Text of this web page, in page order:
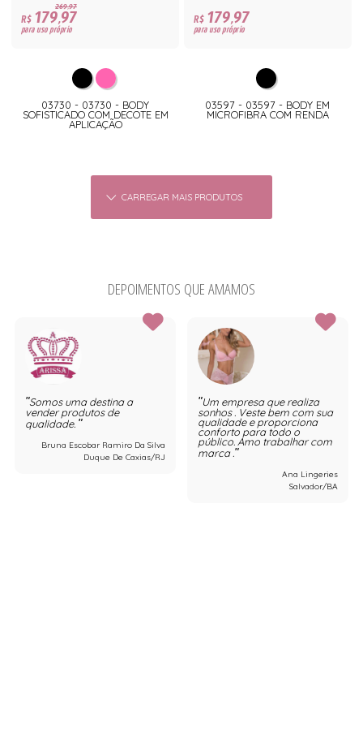
269,97
R$179,97
para uso próprio
03730 - 03730 - BODY
SOFISTICADO COM DECOTE EM
APLICAÇÃO
R$179,97
para uso próprio
03597 - 03597 - BODY EM
MICROFIBRA COM RENDA
CARREGAR MAIS PRODUTOS
DEPOIMENTOS QUE AMAMOS
Somos uma destina a
vender produtos de
qualidade.
Bruna Escobar Ramiro Da Silva
Duque De Caxias/RJ
Um empresa que realiza
sonhos . Veste bem com sua
qualidade e proporciona
conforto para todo o
público. Amo trabalhar com
marca .
Ana Lingeries
Salvador/BA